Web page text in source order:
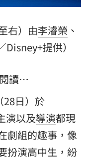
右）由李濬榮 、
提供）
讀…
28日）於
演以及導演都現
劇組的趣事，像
扮演高中生，紛